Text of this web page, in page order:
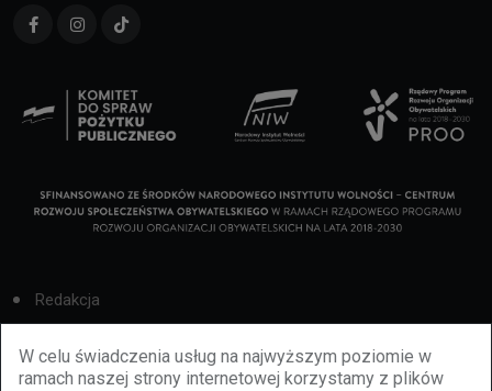
W celu świadczenia usług na najwyższym poziomie w
ramach naszej strony internetowej korzystamy z plików
Redakcja
Cookies